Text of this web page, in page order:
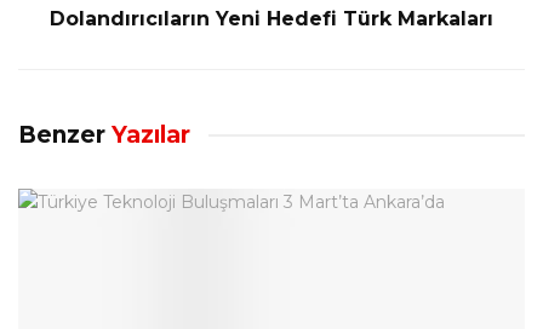
Dolandırıcıların Yeni Hedefi Türk Markaları
Benzer Yazılar